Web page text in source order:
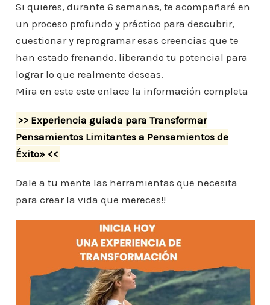
Si quieres, durante 6 semanas, te acompañaré en
un proceso profundo y práctico para descubrir,
cuestionar y reprogramar esas creencias que te
han estado frenando, liberando tu potencial para
lograr lo que realmente deseas.
Mira en este este enlace la información completa
>> Experiencia guiada para Transformar
Pensamientos Limitantes a Pensamientos de
Éxito» <<
Dale a tu mente las herramientas que necesita
para crear la vida que mereces!!